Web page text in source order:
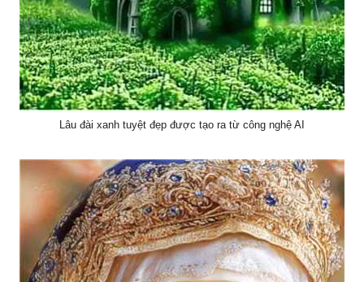
Lâu đài xanh tuyệt đẹp được tạo ra từ công nghệ AI